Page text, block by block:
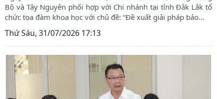
Bộ và Tây Nguyên phối hợp với Chi nhánh tại tỉnh Đắk Lắk tổ
chức tọa đàm khoa học với chủ đề: “Đề xuất giải pháp bảo…
Thứ Sáu, 31/07/2026 17:13